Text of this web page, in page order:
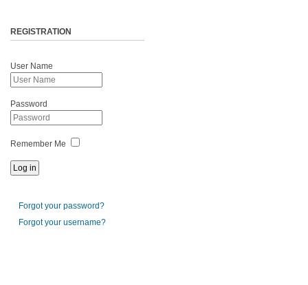
REGISTRATION
User Name
Password
Remember Me
Forgot your password?
Forgot your username?